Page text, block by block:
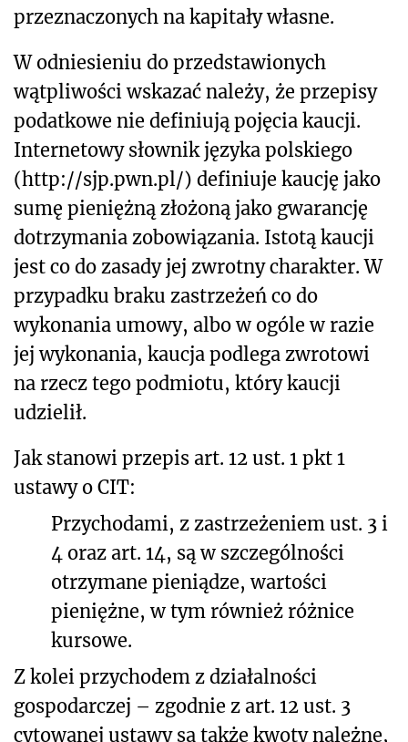
przeznaczonych na kapitały własne.
W odniesieniu do przedstawionych
wątpliwości wskazać należy, że przepisy
podatkowe nie definiują pojęcia kaucji.
Internetowy słownik języka polskiego
(http://sjp.pwn.pl/) definiuje kaucję jako
sumę pieniężną złożoną jako gwarancję
dotrzymania zobowiązania. Istotą kaucji
jest co do zasady jej zwrotny charakter. W
przypadku braku zastrzeżeń co do
wykonania umowy, albo w ogóle w razie
jej wykonania, kaucja podlega zwrotowi
na rzecz tego podmiotu, który kaucji
udzielił.
Jak stanowi przepis art. 12 ust. 1 pkt 1
ustawy o CIT:
Przychodami, z zastrzeżeniem ust. 3 i
4 oraz art. 14, są w szczególności
otrzymane pieniądze, wartości
pieniężne, w tym również różnice
kursowe.
Z kolei przychodem z działalności
gospodarczej – zgodnie z art. 12 ust. 3
cytowanej ustawy są także kwoty należne,